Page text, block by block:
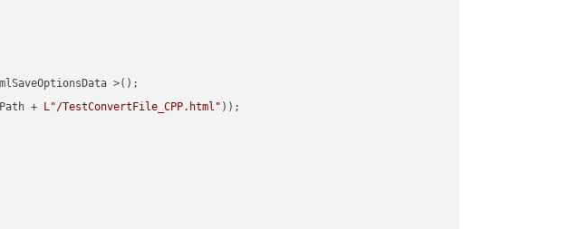
>();
+ L"/TestConvertFile_CPP.html"